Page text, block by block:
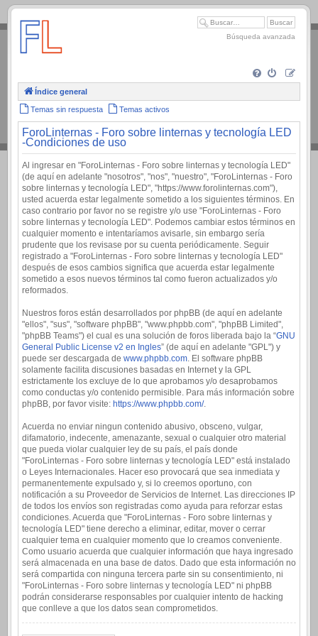
.
Búsqueda avanzada
Índice general
Temas sin respuesta Temas activos
ForoLinternas - Foro sobre linternas y tecnología LED
-Condiciones de uso
Al ingresar en "ForoLinternas - Foro sobre linternas y tecnología LED"
(de aquí en adelante "nosotros", "nos", "nuestro", "ForoLinternas - Foro
sobre linternas y tecnología LED", "https://www.forolinternas.com"),
usted acuerda estar legalmente sometido a los siguientes términos. En
caso contrario por favor no se registre y/o use "ForoLinternas - Foro
sobre linternas y tecnología LED". Podemos cambiar estos términos en
cualquier momento e intentaríamos avisarle, sin embargo sería
prudente que los revisase por su cuenta periódicamente. Seguir
registrado a "ForoLinternas - Foro sobre linternas y tecnología LED"
después de esos cambios significa que acuerda estar legalmente
sometido a esos nuevos términos tal como fueron actualizados y/o
reformados.
Nuestros foros están desarrollados por phpBB (de aquí en adelante
"ellos", "sus", "software phpBB", "www.phpbb.com", "phpBB Limited",
"phpBB Teams") el cual es una solución de foros liberada bajo la “GNU
General Public License v2 en Ingles” (de aquí en adelante "GPL") y
puede ser descargada de www.phpbb.com. El software phpBB
solamente facilita discusiones basadas en Internet y la GPL
estrictamente los excluye de lo que aprobamos y/o desaprobamos
como conductas y/o contenido permisible. Para más información sobre
phpBB, por favor visite: https://www.phpbb.com/.
Acuerda no enviar ningun contenido abusivo, obsceno, vulgar,
difamatorio, indecente, amenazante, sexual o cualquier otro material
que pueda violar cualquier ley de su país, el país donde
"ForoLinternas - Foro sobre linternas y tecnología LED" está instalado
o Leyes Internacionales. Hacer eso provocará que sea inmediata y
permanentemente expulsado y, si lo creemos oportuno, con
notificación a su Proveedor de Servicios de Internet. Las direcciones IP
de todos los envíos son registradas como ayuda para reforzar estas
condiciones. Acuerda que "ForoLinternas - Foro sobre linternas y
tecnología LED" tiene derecho a eliminar, editar, mover o cerrar
cualquier tema en cualquier momento que lo creamos conveniente.
Como usuario acuerda que cualquier información que haya ingresado
será almacenada en una base de datos. Dado que esta información no
será compartida con ninguna tercera parte sin su consentimiento, ni
"ForoLinternas - Foro sobre linternas y tecnología LED" ni phpBB
podrán considerarse responsables por cualquier intento de hacking
que conlleve a que los datos sean comprometidos.